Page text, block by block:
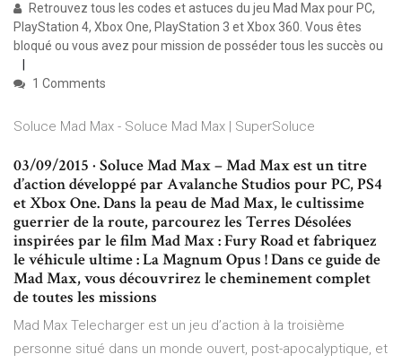
Retrouvez tous les codes et astuces du jeu Mad Max pour PC,
PlayStation 4, Xbox One, PlayStation 3 et Xbox 360. Vous êtes
bloqué ou vous avez pour mission de posséder tous les succès ou
1 Comments
Soluce Mad Max - Soluce Mad Max | SuperSoluce
03/09/2015 · Soluce Mad Max – Mad Max est un titre
d’action développé par Avalanche Studios pour PC, PS4
et Xbox One. Dans la peau de Mad Max, le cultissime
guerrier de la route, parcourez les Terres Désolées
inspirées par le film Mad Max : Fury Road et fabriquez
le véhicule ultime : La Magnum Opus ! Dans ce guide de
Mad Max, vous découvrirez le cheminement complet
de toutes les missions
Mad Max Telecharger est un jeu d’action à la troisième
personne situé dans un monde ouvert, post-apocalyptique, et